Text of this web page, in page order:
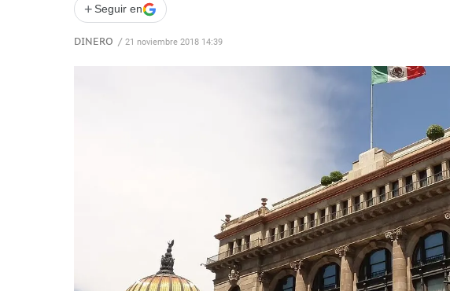
+ Seguir en
DINERO / 21 noviembre 2018 14:39